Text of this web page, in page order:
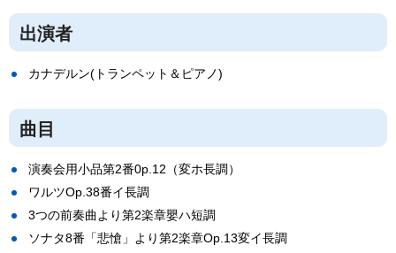
出演者
カナデルン(トランペット＆ピアノ)
曲目
演奏会用小品第2番0p.12（変ホ長調）
ワルツOp.38番イ長調
3つの前奏曲より第2楽章嬰ハ短調
ソナタ8番「悲愴」より第2楽章Op.13変イ長調